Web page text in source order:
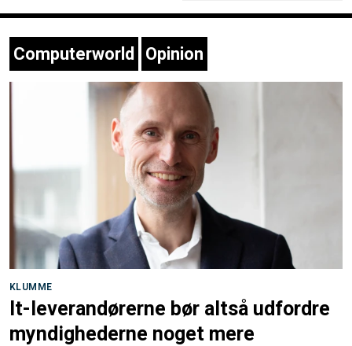
Computerworld Opinion
KLUMME
It-leverandørerne bør altså udfordre
myndighederne noget mere